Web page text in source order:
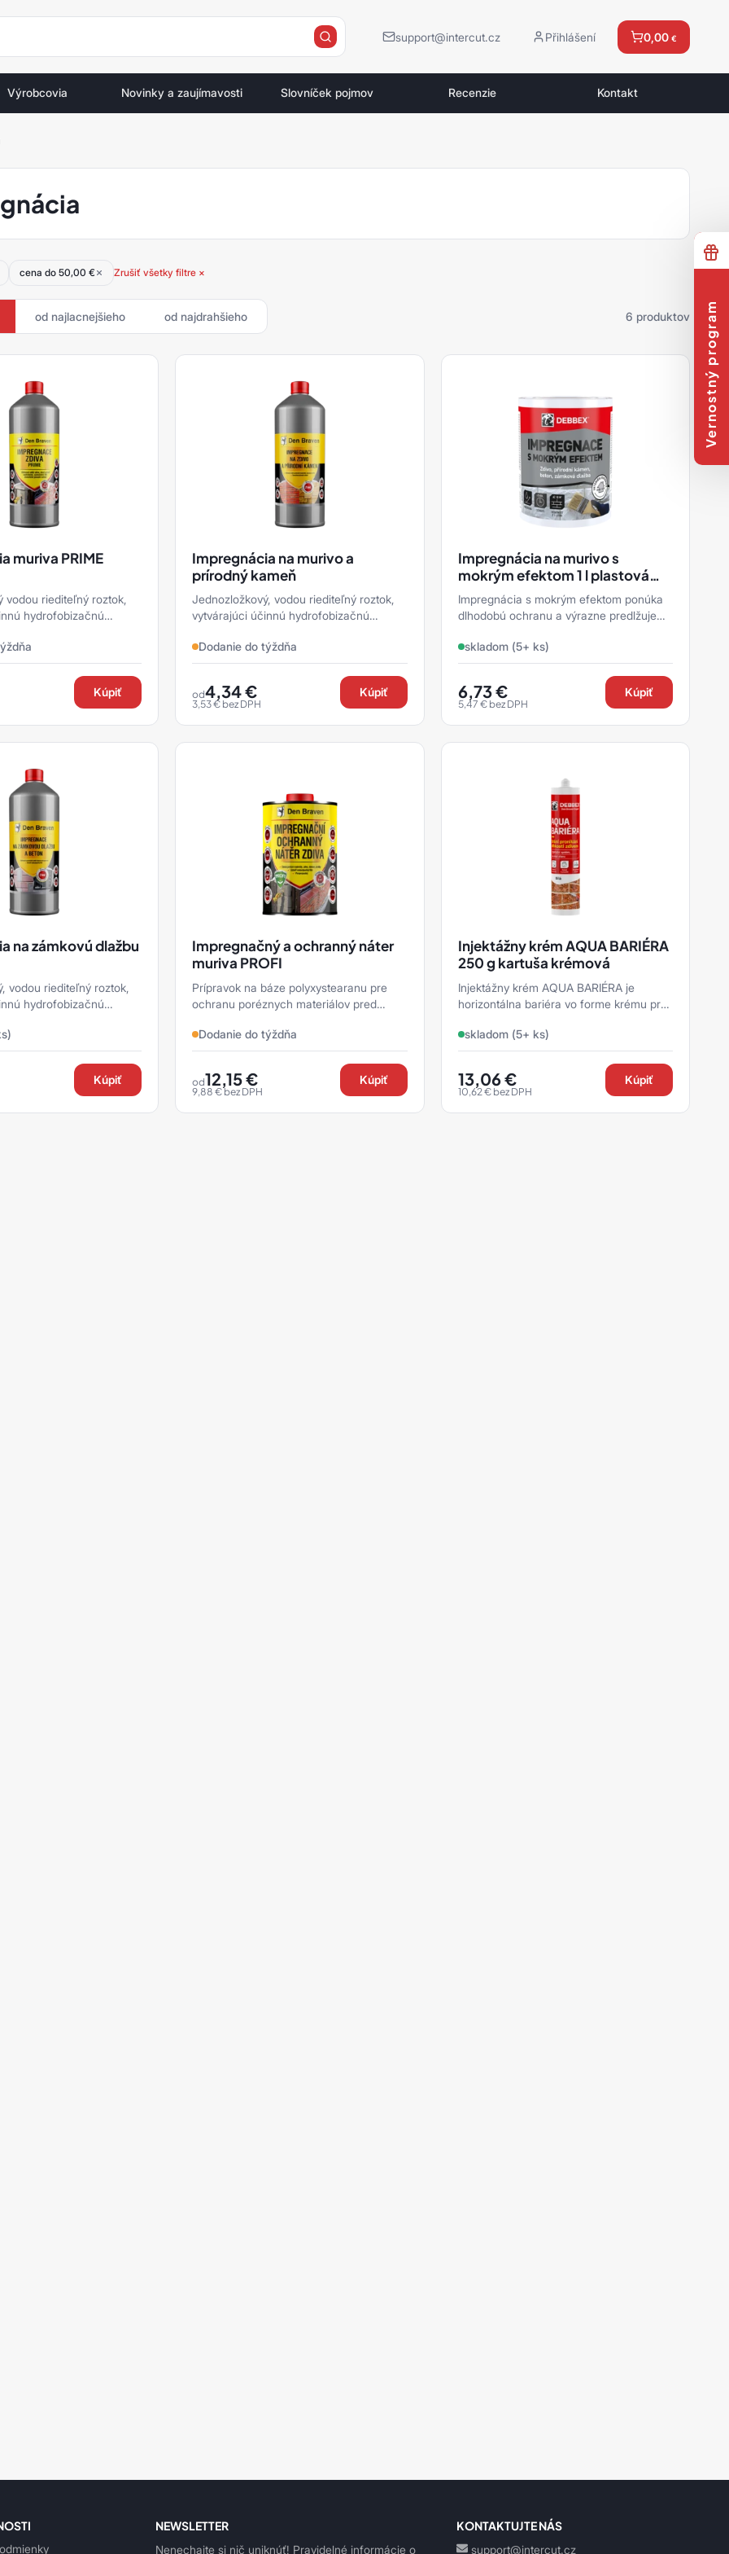
support@intercut.cz Přihlášení 0,00 €
Výrobcovia Novinky a zaujímavosti Slovníček pojmov Recenzie Kontakt
cena do 50,00 € Zrušiť všetky filtre ×
od najlacnejšieho od najdrahšieho 6 produktov
muriva PRIME
vodou riediteľný roztok,
hydrofobizačnú
Kúpiť
Impregnácia na murivo a
prírodný kameň
Jednozložkový, vodou riediteľný roztok,
vytvárajúci účinnú hydrofobizačnú
podkladov.
Dodanie do týždňa
od4,34€
3,53€ bez DPH
Kúpiť
Impregnácia na murivo s
mokrým efektom 1 l plastová
dóza transparentná
Impregnácia s mokrým efektom ponúka
dlhodobú ochranu a výrazne predlžuje
skladom (5+ ks)
6,73€
5,47 €bez DPH
Kúpiť
na zámkovú dlažbu
vodou riediteľný roztok,
hydrofobizačnú
Kúpiť
Impregnačný a ochranný náter
muriva PROFI
Prípravok na báze polyxystearanu pre
ochranu poréznych materiálov pred
vnikaním vody, agres ...
Dodanie do týždňa
od12,15€
9,88€bez DPH
Kúpiť
Injektážny krém AQUA BARIÉRA
250 g kartuša krémová
Injektážny krém AQUA BARIÉRA je
horizontálna bariéra vo forme krému proti
impregnácie bet ...
skladom (5+ ks)
13,06€
10,62€bez DPH
Kúpiť
Vernostný program
NEWSLETTER
Nenechajte si nič uniknúť! Pravidelné informácie o
KONTAKTUJTE NÁS
support@intercut.cz